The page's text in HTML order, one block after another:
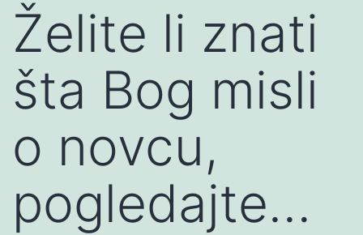
Želite li znati
šta Bog misli
o novcu,
pogledajte…